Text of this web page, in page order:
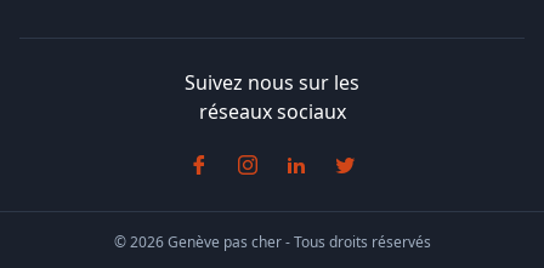
Suivez nous sur les
réseaux sociaux
© 2026 Genève pas cher - Tous droits réservés